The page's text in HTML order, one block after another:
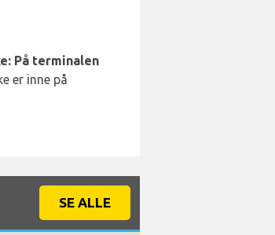
På terminalen
er inne på
SE ALLE